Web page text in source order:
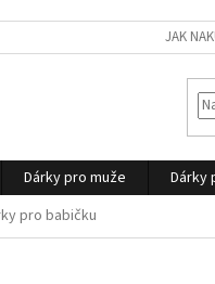
JAK
Dárky pro muže Dárky
pro babičku